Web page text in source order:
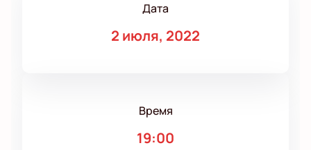
Дата
2 июля, 2022
Время
19:00